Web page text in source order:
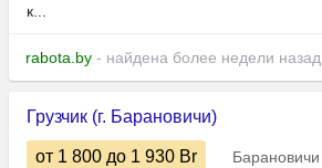
к...
rabota.by - найдена более недели назад
Грузчик (г. Барановичи)
от 1 800 до 1 930 Br
Барановичи